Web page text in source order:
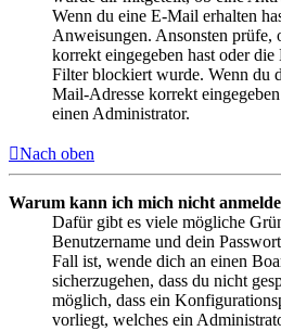
Wenn du eine E-Mail erhalten
Anweisungen. Ansonsten prüfe,
korrekt eingegeben hast oder
Filter blockiert wurde. Wenn du
Mail-Adresse korrekt
einen Administrator.
Nach oben
Warum kann ich mich nicht
Dafür gibt es viele mögliche
Benutzername und dein
Fall ist, wende dich an einen
sicherzugehen, dass du nicht
möglich, dass ein
vorliegt, welches ein